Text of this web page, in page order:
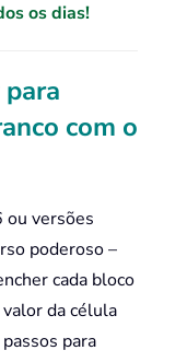
os dias!
com o
ou versões
poderoso –
cada bloco
da célula
para